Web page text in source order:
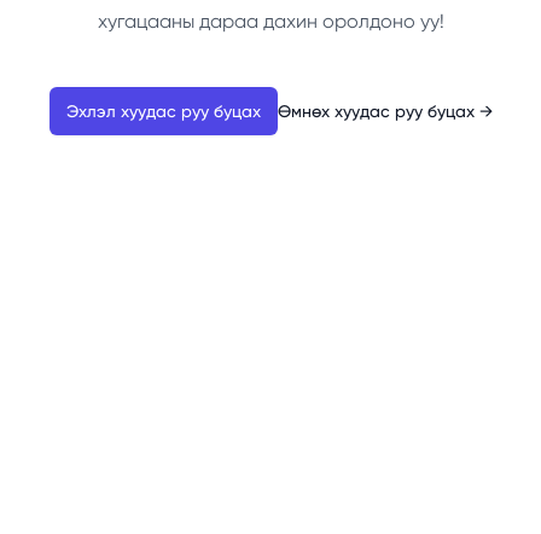
хугацааны дараа дахин оролдоно уу!
Эхлэл хуудас руу буцах Өмнөх хуудас руу буцах →